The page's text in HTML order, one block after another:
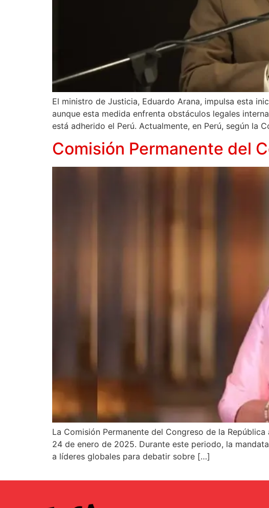
El ministro de Justicia, Eduardo Arana, impulsa esta
aunque esta medida enfrenta obstáculos legales
está adherido el Perú. Actualmente, en Perú, según la
Comisión Permanente del
La Comisión Permanente del Congreso de la
24 de enero de 2025. Durante este periodo, la
a líderes globales para debatir sobre […]